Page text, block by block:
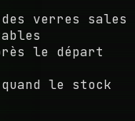
verres sales
le départ
le stock